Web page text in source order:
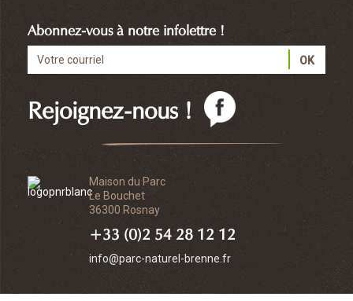
Maison du Parc
Le Bouchet
36300 Rosnay
+33 (0)2 54 28 12 12
info@parc-naturel-brenne.fr
Rejoignez-nous !
Abonnez-vous à notre infolettre !